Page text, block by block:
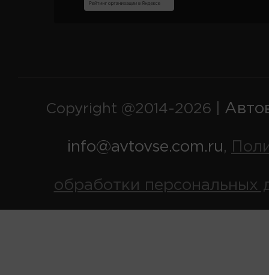
Copyright @2014-2026 |
info@avtovse.com.ru,
обработки персональных